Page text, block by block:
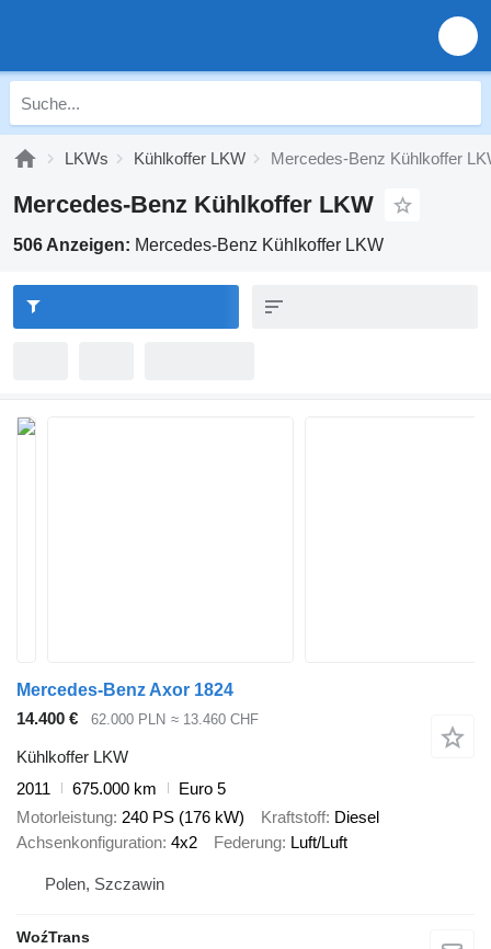
LKWs Kühlkoffer LKW Mercedes-Benz Kühlkoffer
Mercedes-Benz Kühlkoffer LKW
506 Anzeigen: Mercedes-Benz Kühlkoffer LKW
Mercedes-Benz Axor 1824
14.400 €
62.000 PLN ≈ 13.460 CHF
Kühlkoffer LKW
2011
675.000 km
Euro 5
Motorleistung 240 PS (176 kW) Kraftstoff Diesel
Achsenkonfiguration 4x2 Federung Luft/Luft
Polen, Szczawin
WoźTrans